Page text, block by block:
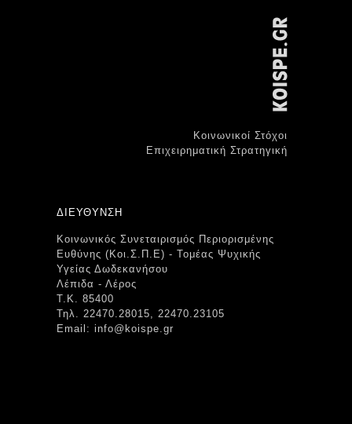
Κοινωνικοί Στόχοι
Επιχειρηματική Στρατηγική
ΔΙΕΥΘΥΝΣΗ
Κοινωνικός Συνεταιρισμός Περιορισμένης
Ευθύνης (Κοι.Σ.Π.Ε) - Τομέας Ψυχικής
Υγείας Δωδεκανήσου
Λέπιδα - Λέρος
Τ.Κ. 85400
Τηλ. 22470.28015, 22470.23105
Email: info@koispe.gr